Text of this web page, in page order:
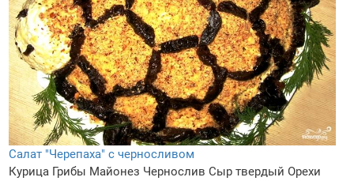
Салат "Черепаха" с черносливом
Курица Грибы Майонез Чернослив Сыр твердый Орехи